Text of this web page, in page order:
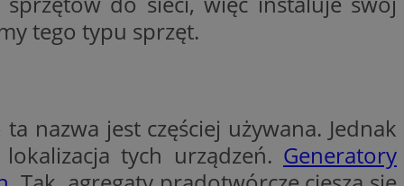
tego typu sprzęt.
nazwa jest częściej używana. Jednak
tych urządzeń. Generatory
Microsoft
informacji
dla
określone
skuteczności, a
w różnych
sposób
oraz
zobaczyć
produktów
rzeczywistym od
używamy do